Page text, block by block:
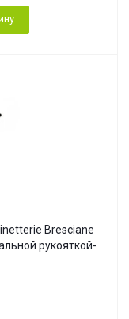
Bresciane
рукояткой-